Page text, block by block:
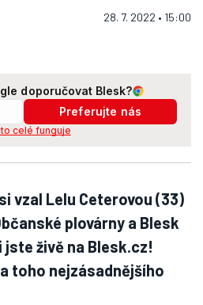
28. 7. 2022 • 15:00
doporučovat Blesk?
Preferujte nás
celé funguje
vzal Lelu Ceterovou (33)
plovárny a Blesk
živě na Blesk.cz!
toho nejzásadnějšího